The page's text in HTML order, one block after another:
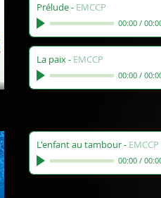
Prélude- EMCCP
00:00 /
La paix- EMCCP
00:00 /
L'enfant au tambour- EMCCP
00:00 /